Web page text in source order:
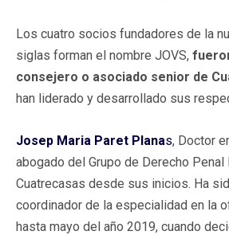
Los cuatro socios fundadores de la
siglas forman el nombre JOVS,
consejero o asociado senior de
han liderado y desarrollado sus
Josep Maria Paret Planas, Doctor
abogado del Grupo de Derecho Penal
Cuatrecasas desde sus inicios. Ha
coordinador de la especialidad en la
hasta mayo del año 2019, cuando